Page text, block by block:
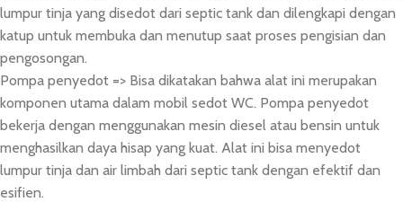
lumpur tinja yang disedot dari septic tank dan dilengkapi dengan
katup untuk membuka dan menutup saat proses pengisian dan
pengosongan.
Pompa penyedot => Bisa dikatakan bahwa alat ini merupakan
komponen utama dalam mobil sedot WC. Pompa penyedot
bekerja dengan menggunakan mesin diesel atau bensin untuk
menghasilkan daya hisap yang kuat. Alat ini bisa menyedot
lumpur tinja dan air limbah dari septic tank dengan efektif dan
esifien.